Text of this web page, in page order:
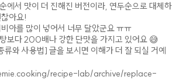
에서 맛이 더 진해진 버전이라, 연두순으로 대체하
아요!
아를 많이 넣어서 너무 달았군요 ㅠㅠ
보다 200배나 강한 단맛을 가지고 있어요 😅
류와 사용법] 글을 보시면 이해가 더 잘 되실 거예
recipe-lab/archive/replace-